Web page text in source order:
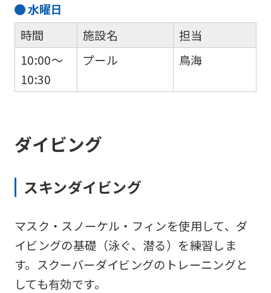
水曜日
時間
10:00～
10:30
施設名
プール
担当
鳥海
ダイビング
スキンダイビング
マスク・スノーケル・フィンを使用して、ダ
イビングの基礎（泳ぐ、潜る）を練習しま
す。スクーバーダイビングのトレーニングと
しても有効です。
the